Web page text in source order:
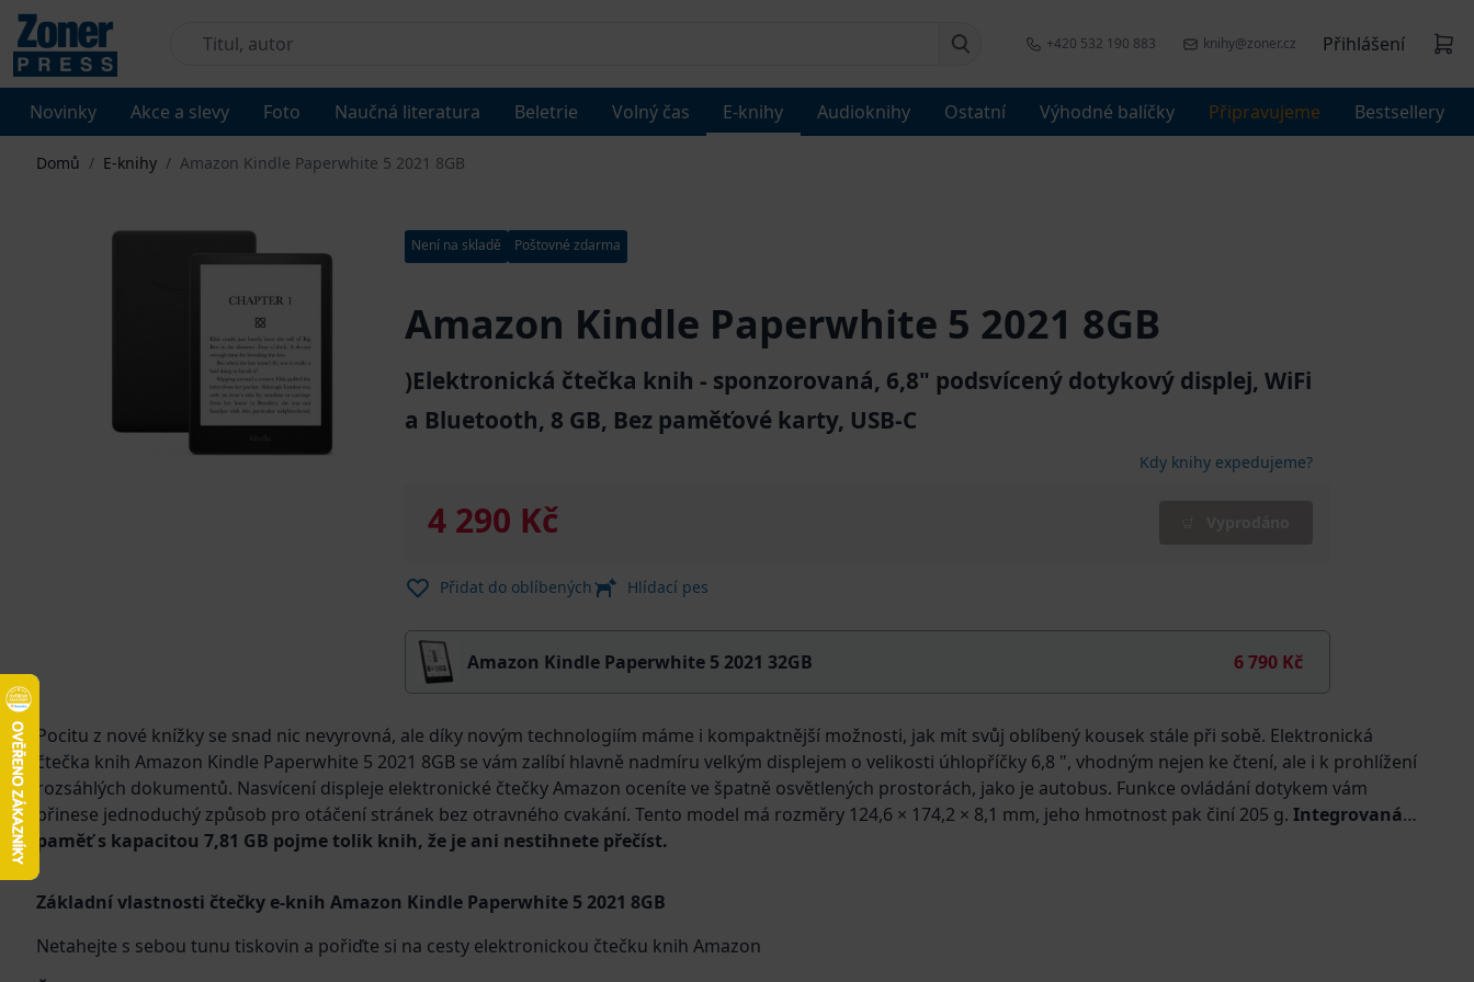
+420 532 190 883 knihy@zoner.cz Přihlášení
Novinky Akce a slevy Foto Naučná literatura Beletrie Volný čas E-knihy Audioknihy Ostatní Výhodné balíčky Připravujeme Bestsellery
Domů / E-knihy / Amazon Kindle Paperwhite 5 2021 8GB
Není na skladě Poštovné zdarma
Amazon Kindle Paperwhite 5 2021 8GB
)Elektronická čtečka knih - sponzorovaná, 6,8" podsvícený dotykový displej, WiFi
a Bluetooth, 8 GB, Bez paměťové karty, USB-C
Kdy knihy expedujeme?
4 290 Kč
Přidat do oblíbených Hlídací pes
Amazon Kindle Paperwhite 5 2021 32GB 6 790 Kč
Pocitu z nové knížky se snad nic nevyrovná, ale díky novým technologiím máme i kompaktnější možnosti, jak mít svůj oblíbený kousek stále při sobě. Elektronická
čtečka knih Amazon Kindle Paperwhite 5 2021 8GB se vám zalíbí hlavně nadmíru velkým displejem o velikosti úhlopříčky 6,8 ", vhodným nejen ke čtení, ale i k prohlížení
rozsáhlých dokumentů. Nasvícení displeje elektronické čtečky Amazon oceníte ve špatně osvětlených prostorách, jako je autobus. Funkce ovládání dotykem vám
přinese jednoduchý způsob pro otáčení stránek bez otravného cvakání. Tento model má rozměry 124,6 × 174,2 × 8,1 mm, jeho hmotnost pak činí 205 g. Integrovaná
paměť s kapacitou 7,81 GB pojme tolik knih, že je ani nestihnete přečíst.
Základní vlastnosti čtečky e-knih Amazon Kindle Paperwhite 5 2021 8GB
Netahejte s sebou tunu tiskovin a pořiďte si na cesty elektronickou čtečku knih Amazon